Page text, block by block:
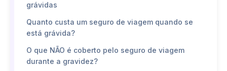
grávidas
Quanto custa um seguro de viagem quando se
está grávida?
O que NÃO é coberto pelo seguro de viagem
durante a gravidez?